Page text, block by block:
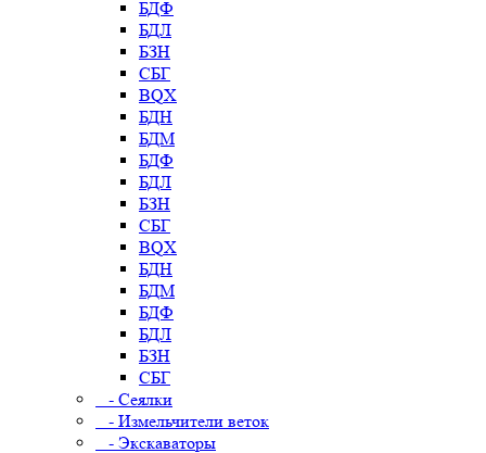
БДФ
БДЛ
БЗН
СБГ
BQX
БДН
БДМ
БДФ
БДЛ
БЗН
СБГ
BQX
БДН
БДМ
БДФ
БДЛ
БЗН
СБГ
- Сеялки
- Измельчители веток
- Экскаваторы